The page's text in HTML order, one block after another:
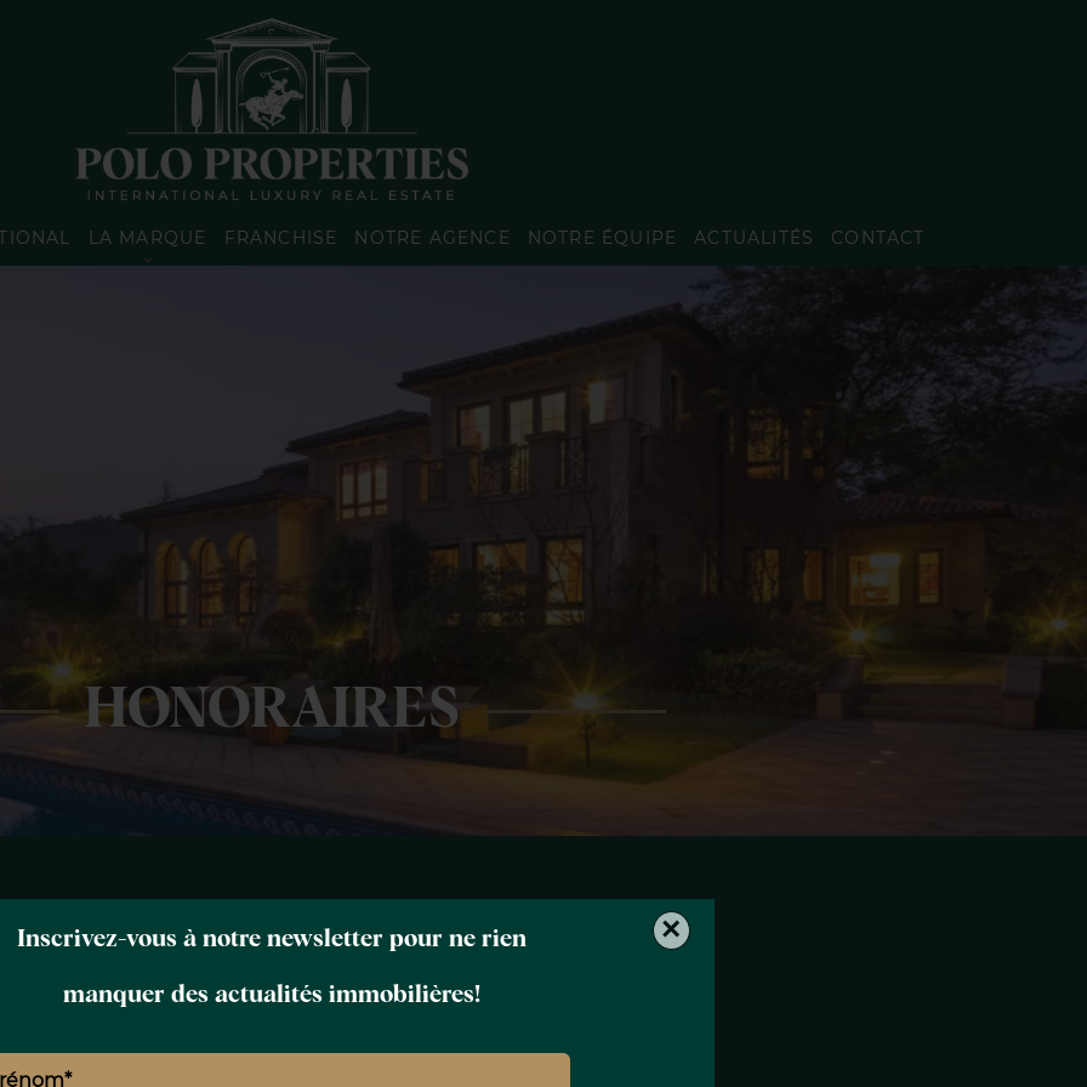
Inscrivez-vous à notre newsletter pour ne rien
manquer des actualités immobilières!
×
LA MARQUE FRANCHISE NOTRE AGENCE NOTRE ÉQUIPE ACTUALITÉS CONTACT
HONORAIRES
nos honoraires